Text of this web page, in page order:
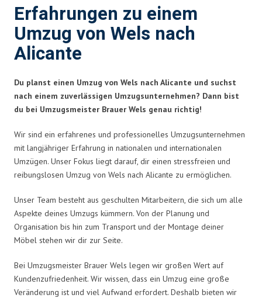
Erfahrungen zu einem
Umzug von Wels nach
Alicante
Du planst einen Umzug von Wels nach Alicante und suchst
nach einem zuverlässigen Umzugsunternehmen? Dann bist
du bei Umzugsmeister Brauer Wels genau richtig!
Wir sind ein erfahrenes und professionelles Umzugsunternehmen
mit langjähriger Erfahrung in nationalen und internationalen
Umzügen. Unser Fokus liegt darauf, dir einen stressfreien und
reibungslosen Umzug von Wels nach Alicante zu ermöglichen.
Unser Team besteht aus geschulten Mitarbeitern, die sich um alle
Aspekte deines Umzugs kümmern. Von der Planung und
Organisation bis hin zum Transport und der Montage deiner
Möbel stehen wir dir zur Seite.
Bei Umzugsmeister Brauer Wels legen wir großen Wert auf
Kundenzufriedenheit. Wir wissen, dass ein Umzug eine große
Veränderung ist und viel Aufwand erfordert. Deshalb bieten wir